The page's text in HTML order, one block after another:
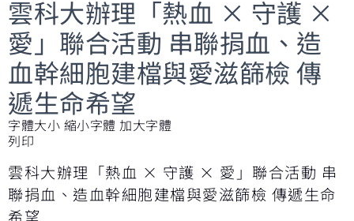
雲科大辦理「熱血 × 守護 ×
愛」聯合活動 串聯捐血、造
血幹細胞建檔與愛滋篩檢 傳
遞生命希望
字體大小 縮小字體 加大字體
列印
雲科大辦理「熱血 × 守護 × 愛」聯合活動 串
聯捐血、造血幹細胞建檔與愛滋篩檢 傳遞生命
希望